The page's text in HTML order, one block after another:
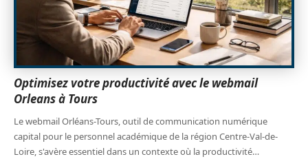
Optimisez votre productivité avec le webmail
Orleans à Tours
Le webmail Orléans-Tours, outil de communication numérique
capital pour le personnel académique de la région Centre-Val-de-
Loire, s'avère essentiel dans un contexte où la productivité…